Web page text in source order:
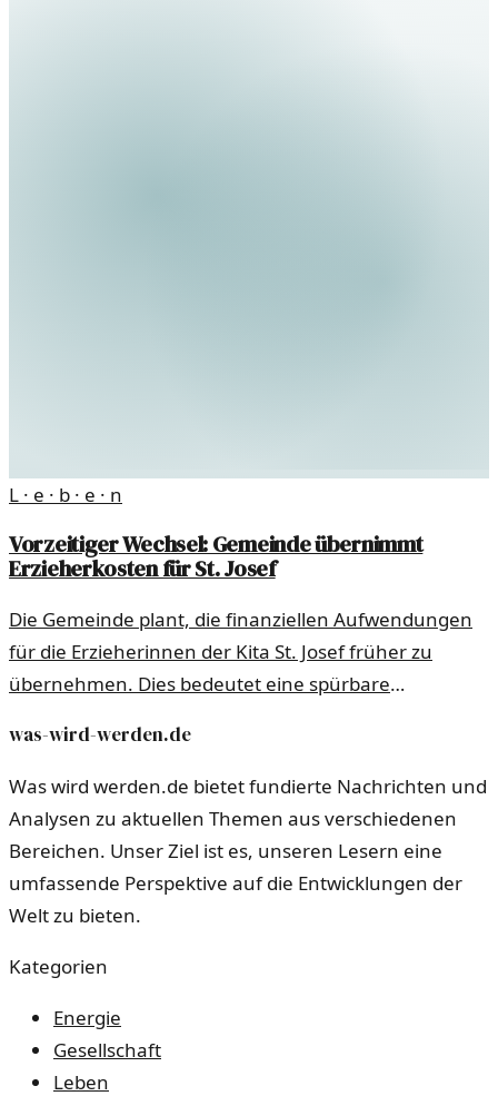
L · e · b · e · n
Vorzeitiger Wechsel: Gemeinde übernimmt
Erzieherkosten für St. Josef
Die Gemeinde plant, die finanziellen Aufwendungen
für die Erzieherinnen der Kita St. Josef früher zu
übernehmen. Dies bedeutet eine spürbare
was-wird-werden.de
Was wird werden.de bietet fundierte Nachrichten und
Analysen zu aktuellen Themen aus verschiedenen
Bereichen. Unser Ziel ist es, unseren Lesern eine
umfassende Perspektive auf die Entwicklungen der
Welt zu bieten.
Kategorien
Energie
Gesellschaft
Leben